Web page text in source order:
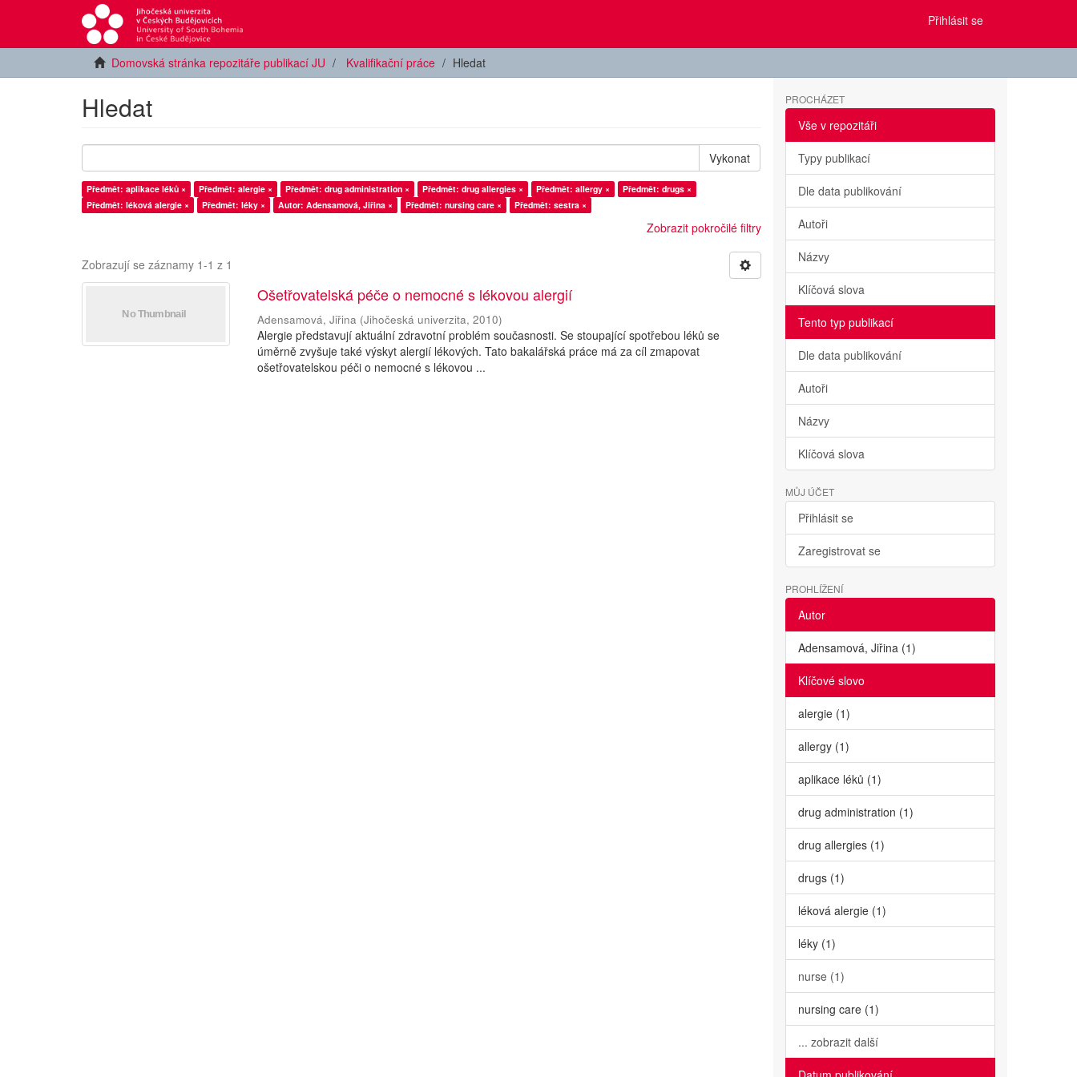
Přihlásit se
Domovská stránka repozitáře publikací JU Kvalifikační práce Hledat
Hledat
Vykonat
Předmět: aplikace léků × Předmět: alergie × Předmět: drug administration × Předmět: drug allergies × Předmět: allergy ×
Předmět: drugs ×
Předmět: léková alergie ×
Předmět: léky × Autor: Adensamová, Jiřina × Předmět: nursing care × Předmět: sestra ×
Zobrazit pokročilé filtry
Zobrazují se záznamy 1-1 z 1
Ošetřovatelská péče o nemocné s lékovou alergií
Adensamová, Jiřina (Jihočeská univerzita,2010)
Alergie představují aktuální zdravotní problém současnosti. Se stoupající spotřebou léků se
úměrně zvyšuje také výskyt alergií lékových. Tato bakalářská práce má za cíl zmapovat
ošetřovatelskou péči o nemocné s lékovou ...
PROCHÁZET
Vše v repozitáři
Typy publikací
Dle data publikování
Autoři
Názvy
Klíčová slova
Tento typ publikací
Dle data publikování
Autoři
Názvy
Klíčová slova
MŮJ ÚČET
Přihlásit se
Zaregistrovat se
PROHLÍŽENÍ
Autor
Adensamová, Jiřina (1)
Klíčové slovo
alergie (1)
allergy (1)
aplikace léků (1)
drug administration (1)
drug allergies (1)
drugs (1)
léková alergie (1)
léky (1)
nurse (1)
nursing care (1)
... zobrazit další